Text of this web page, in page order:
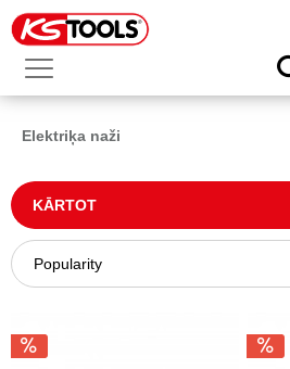
Elektriķa naži
KĀRTOT